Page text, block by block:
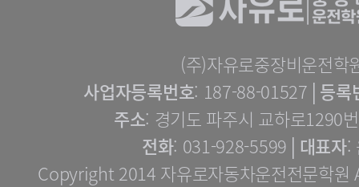
(주)자유로중장비운전학
사업자등록번호: 187-88-01527│ 등록
주소: 경기도 파주시 교하로1290
전화: 031-928-5599│ 대표자:
Copyright 2014 자유로자동차운전전문학